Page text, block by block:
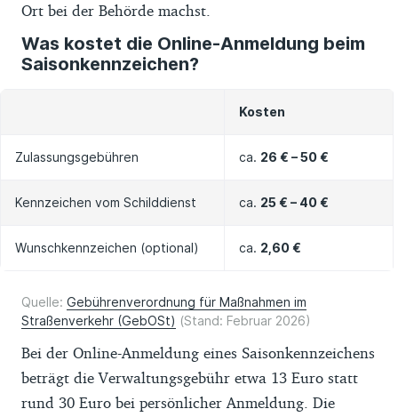
Ort bei der Behörde machst.
Was kostet die Online-Anmeldung beim
Saisonkennzeichen?
Kosten
Zulassungsgebühren ca. 26 € – 50 €
Kennzeichen vom Schilddienst ca. 25 € – 40 €
Wunschkennzeichen (optional) ca. 2,60 €
Quelle: Gebührenverordnung für Maßnahmen im
Straßenverkehr (GebOSt) (Stand: Februar 2026)
Bei der Online-Anmeldung eines Saisonkennzeichens
beträgt die Verwaltungsgebühr etwa 13 Euro statt
rund 30 Euro bei persönlicher Anmeldung. Die